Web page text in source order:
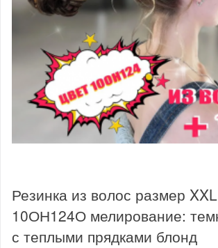
Резинка из волос размер
10ОН124О мелирование:
с теплыми прядками блонд